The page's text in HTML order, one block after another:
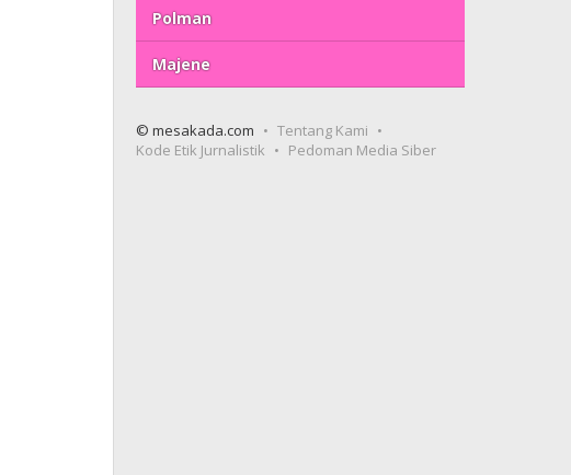
Polman
Majene
© mesakada.com
Tentang Kami
Kode Etik Jurnalistik
Pedoman Media Siber